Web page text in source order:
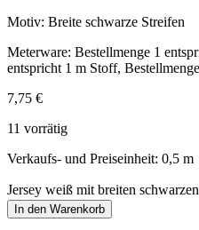
Motiv: Breite schwarze Streifen
Meterware: Bestellmenge 1
entspricht 1 m Stoff,
7,75 €
11 vorrätig
Verkaufs- und Preiseinheit: 0,5 m
Jersey weiß mit breiten
In den Warenkorb